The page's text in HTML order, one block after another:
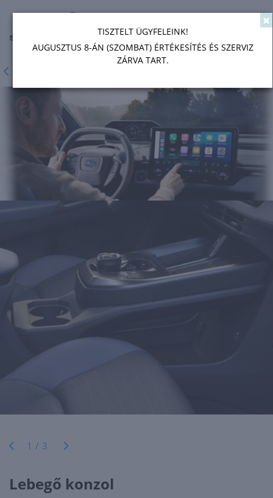
1/3
Lebegő konzol
×
TISZTELT ÜGYFELEINK!
AUGUSZTUS 8-ÁN (SZOMBAT) ÉRTÉKESÍTÉS ÉS SZERVIZ
ZÁRVA TART.